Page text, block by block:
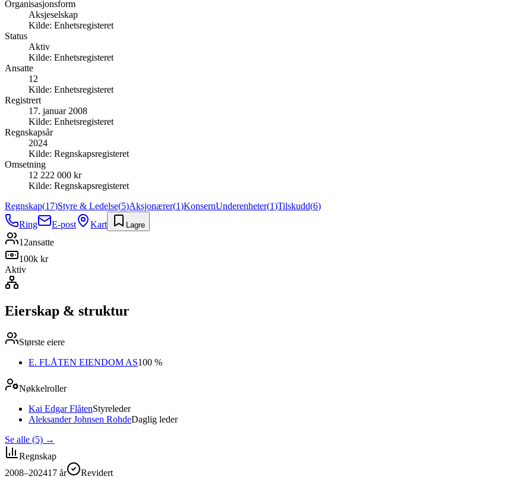
Organisasjonsform
Aksjeselskap
Kilde: Enhetsregisteret
Status
Aktiv
Kilde: Enhetsregisteret
Ansatte
12
Kilde: Enhetsregisteret
Registrert
17. januar 2008
Kilde: Enhetsregisteret
Regnskapsår
2024
Kilde: Regnskapsregisteret
Omsetning
12 222 000 kr
Kilde: Regnskapsregisteret
Regnskap(17)Styre & Ledelse(5)Aksjonærer(1)KonsernUnderenheter(1)Tilskudd(6)
Ring
E-post Kart Lagre
12ansatte
100k kr
Aktiv
Eierskap & struktur
Største eiere
E. FLÅTEN EIENDOM AS100 %
Nøkkelroller
Kai Edgar FlåtenStyreleder
Aleksander Johnsen RohdeDaglig leder
Se alle (5) →
Regnskap
2008–202417 år
Revidert